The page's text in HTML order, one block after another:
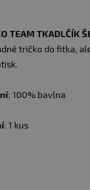
TEAM TKADLČÍK
tričko do fitka,
: 100% bavlna
: 1 kus